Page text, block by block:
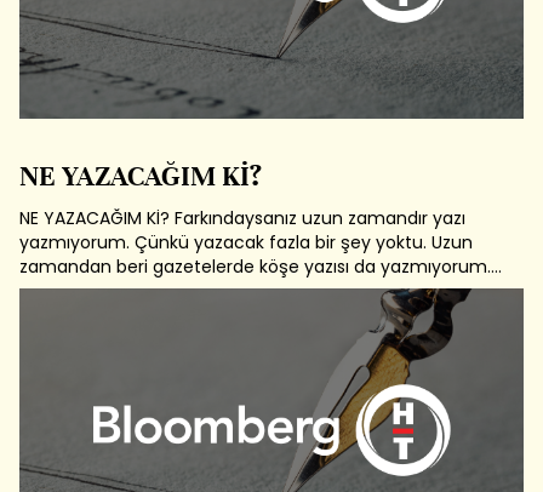
NE YAZACAĞIM Kİ?
NE YAZACAĞIM Kİ? Farkındaysanız uzun zamandır yazı
yazmıyorum. Çünkü yazacak fazla bir şey yoktu. Uzun
zamandan beri gazetelerde köşe yazısı da yazmıyorum.
Sebebi de şu: Yazacak bir şey bulamayıp da atom
fiziğinden komplo teorilerine kadar uzanan konularda sığ